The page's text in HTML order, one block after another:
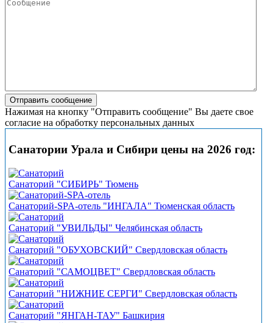
Нажимая на кнопку "Отправить сообщение" Вы даете свое
согласие на обработку персональных данных
Санатории Урала и Сибири цены на 2026 год:
Санаторий "СИБИРЬ" Тюмень
Санаторий-SPA-отель "ИНГАЛА" Тюменская область
Санаторий "УВИЛЬДЫ" Челябинская область
Санаторий "ОБУХОВСКИЙ" Свердловская область
Санаторий "САМОЦВЕТ" Свердловская область
Санаторий "НИЖНИЕ СЕРГИ" Свердловская область
Санаторий "ЯНГАН-ТАУ" Башкирия